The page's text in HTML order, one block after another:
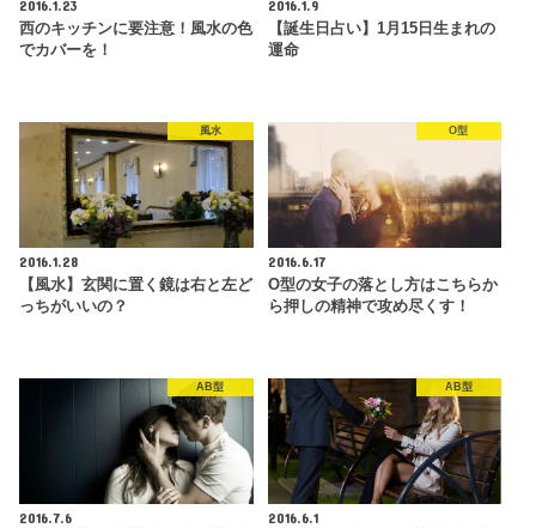
2016.1.23
西のキッチンに要注意！風水の色
でカバーを！
2016.1.9
【誕生日占い】1月15日生まれの
運命
風水
2016.1.28
【風水】玄関に置く鏡は右と左ど
っちがいいの？
O型
2016.6.17
O型の女子の落とし方はこちらか
ら押しの精神で攻め尽くす！
AB型
2016.7.6
AB型
2016.6.1